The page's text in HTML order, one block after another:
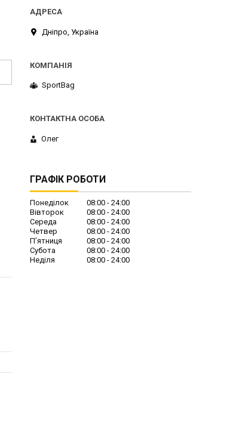
Дніпро, Україна
SportBag
Олег
ГРАФІК РОБОТИ
Понеділок 08:00
24:00
Вівторок
08:00
24:00
Середа
08:00
24:00
Четвер
08:00
24:00
Пʼятниця
08:00
24:00
Субота
08:00
24:00
Неділя
08:00 24:00